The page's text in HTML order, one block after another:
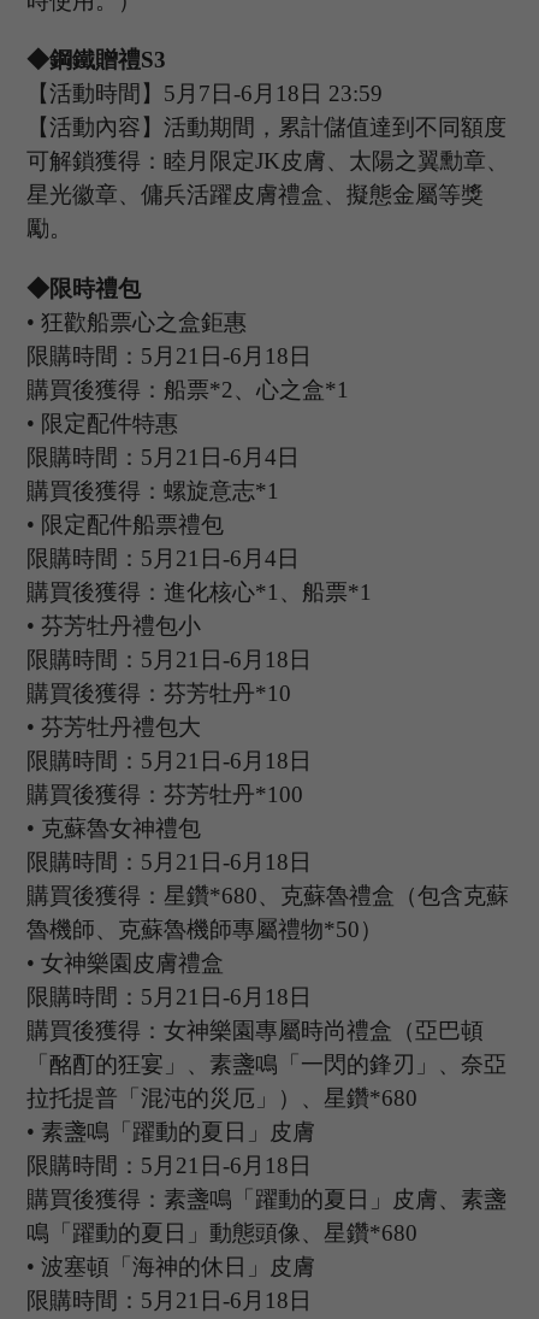
◆鋼鐵贈禮S3
【活動時間】 5月 7日-6 月 18日 23:59
【活動內容】活動期間，累計儲值達到不同額度
可解鎖獲得：睦月限定JK皮膚、太陽之翼勳章、
星光徽章、傭兵活躍皮膚禮盒、擬態金屬等獎
勵。
◆限時禮包
• 狂歡船票心之盒鉅惠
限購時間： 5 月 21 日-6 月 18日
購買後獲得：船票*2、心之盒*1
• 限定配件特惠
限購時間： 5 月 21 日-6 月4日
購買後獲得：螺旋意志*1
• 限定配件船票禮包
限購時間： 5 月 21 日-6 月4日
購買後獲得：進化核心*1、船票*1
• 芬芳牡丹禮包小
限購時間： 5 月 21 日-6 月 18日
購買後獲得：芬芳牡丹*10
• 芬芳牡丹禮包大
限購時間： 5 月 21 日-6 月 18日
購買後獲得：芬芳牡丹*100
• 克蘇魯女神禮包
限購時間： 5月21日-6月18日
購買後獲得：星鑽*680、克蘇魯禮盒（包含克蘇
魯機師、克蘇魯機師專屬禮物*50）
• 女神樂園皮膚禮盒
限購時間： 5月21日-6月18日
購買後獲得：女神樂園專屬時尚禮盒（亞巴頓
「酩酊的狂宴」、素盞鳴「一閃的鋒刃」、奈亞
拉托提普「混沌的災厄」）、星鑽*680
• 素盞鳴「躍動的夏日」皮膚
限購時間： 5月21日-6月18日
購買後獲得：素盞鳴「躍動的夏日」皮膚、素盞
鳴「躍動的夏日」動態頭像、星鑽*680
• 波塞頓「海神的休日」皮膚
限購時間： 5月21日-6月18日